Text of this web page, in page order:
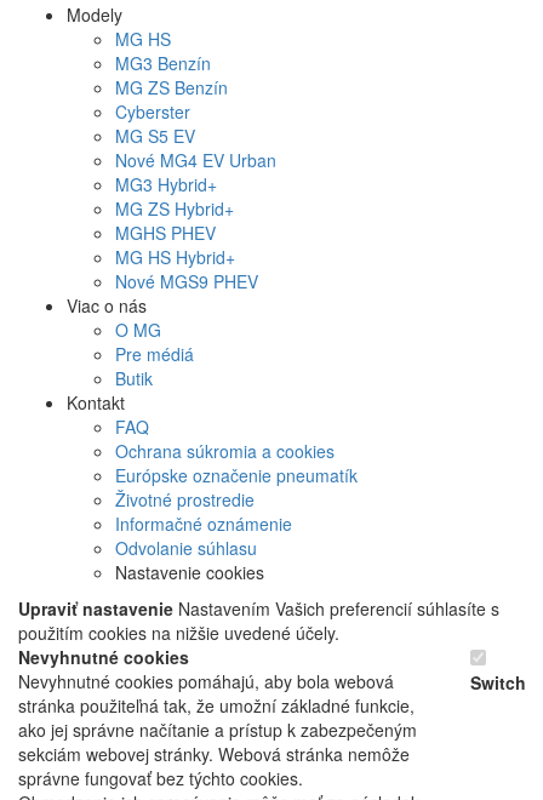
Modely
MG HS
MG3 Benzín
MG ZS Benzín
Cyberster
MG S5 EV
Nové MG4 EV Urban
MG3 Hybrid+
MG ZS Hybrid+
MGHS PHEV
MG HS Hybrid+
Nové MGS9 PHEV
Viac o nás
O MG
Pre médiá
Butik
Kontakt
FAQ
Ochrana súkromia a cookies
Európske označenie pneumatík
Životné prostredie
Informačné oznámenie
Odvolanie súhlasu
Nastavenie cookies
Upraviť nastavenie Nastavením Vašich preferencií súhlasíte s
použitím cookies na nižšie uvedené účely.
Nevyhnutné cookies
Nevyhnutné cookies pomáhajú, aby bola webová
stránka použiteľná tak, že umožní základné funkcie,
ako jej správne načítanie a prístup k zabezpečeným
sekciám webovej stránky. Webová stránka nemôže
správne fungovať bez týchto cookies.
Switch